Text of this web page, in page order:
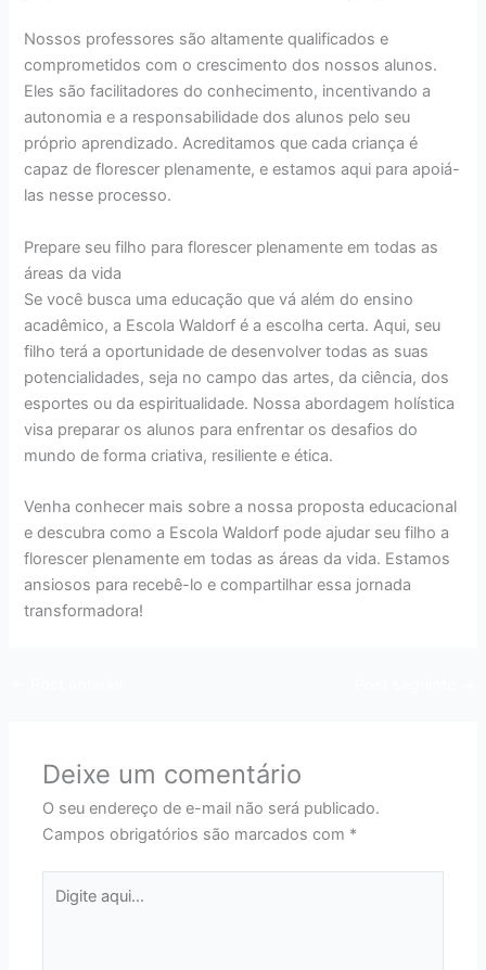
Nossos professores são altamente qualificados e
comprometidos com o crescimento dos nossos alunos.
Eles são facilitadores do conhecimento, incentivando a
autonomia e a responsabilidade dos alunos pelo seu
próprio aprendizado. Acreditamos que cada criança é
capaz de florescer plenamente, e estamos aqui para apoiá-
las nesse processo.
Prepare seu filho para florescer plenamente em todas as
áreas da vida
Se você busca uma educação que vá além do ensino
acadêmico, a Escola Waldorf é a escolha certa. Aqui, seu
filho terá a oportunidade de desenvolver todas as suas
potencialidades, seja no campo das artes, da ciência, dos
esportes ou da espiritualidade. Nossa abordagem holística
visa preparar os alunos para enfrentar os desafios do
mundo de forma criativa, resiliente e ética.
Venha conhecer mais sobre a nossa proposta educacional
e descubra como a Escola Waldorf pode ajudar seu filho a
florescer plenamente em todas as áreas da vida. Estamos
ansiosos para recebê-lo e compartilhar essa jornada
transformadora!
Deixe um comentário
O seu endereço de e-mail não será publicado.
Campos obrigatórios são marcados com *
aqui...